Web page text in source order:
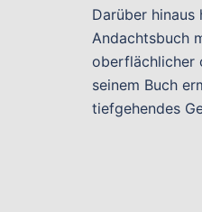
Darüber
Andachtsbuch
oberflächlicher
seinem Buch
tiefgehendes